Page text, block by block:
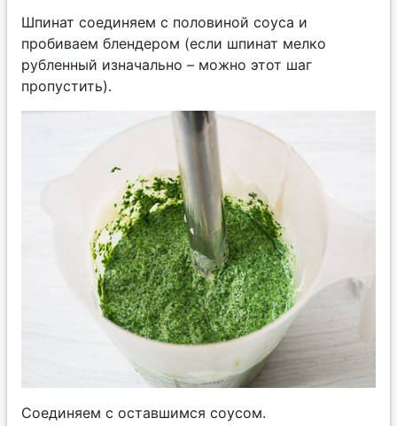
Шпинат соединяем с половиной соуса и
пробиваем блендером (если шпинат мелко
рубленный изначально – можно этот шаг
пропустить).
Соединяем с оставшимся соусом.